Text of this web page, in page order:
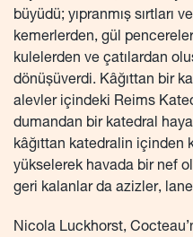
büyüdü; yıpranmış sırtları
kemerlerden, gül
kulelerden ve çatılardan
dönüşüverdi. Kâğıttan bir
alevler içindeki Reims
dumandan bir katedral
kâğıttan katedralin içinden
yükselerek havada bir nef
geri kalanlar da azizler,
Nicola Luckhorst,